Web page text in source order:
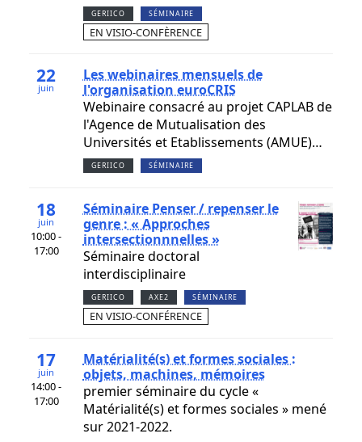
GERIICO SÉMINAIRE
EN VISIO-CONFÈRENCE
22
juin
Les webinaires mensuels de
l'organisation euroCRIS
Webinaire consacré au projet CAPLAB de
l'Agence de Mutualisation des
Universités et Etablissements (AMUE)…
GERIICO SÉMINAIRE
18
juin
10:00 -
17:00
Séminaire Penser / repenser le
genre : « Approches
intersectionnnelles »
Séminaire doctoral
interdisciplinaire
GERIICO AXE2 SÉMINAIRE
EN VISIO-CONFÉRENCE
17
juin
14:00 -
17:00
Matérialité(s) et formes sociales :
objets, machines, mémoires
premier séminaire du cycle «
Matérialité(s) et formes sociales » mené
sur 2021-2022.